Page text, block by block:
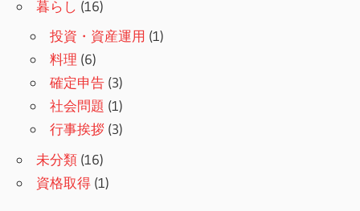
暮らし (16)
投資・資産運用 (1)
料理 (6)
確定申告 (3)
社会問題 (1)
行事挨拶 (3)
未分類 (16)
資格取得 (1)